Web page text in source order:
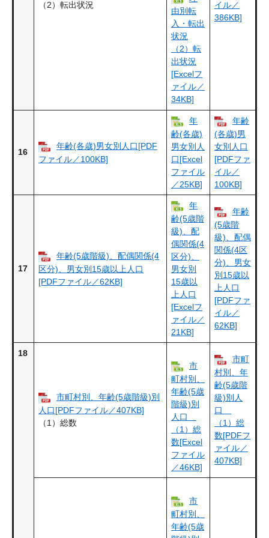
（2）転出状況
由別転
入・転出
状況
（2）転
出状況
[Excelフ
ァイル／
34KB]
イル／
386KB]
16
年齢(各歳)男女別人口[PDF
ファイル／100KB]
年
齢(各歳)
男女別人
口[Excel
ファイル
／25KB]
年齢
(各歳)男
女別人口
[PDFファ
イル／
100KB]
17
年齢(5歳階級)、配偶関係(4
区分)、男女別15歳以上人口
[PDFファイル／62KB]
年
齢(5歳階
級)、配
偶関係(4
区分)、
男女別
15歳以
上人口
[Excelフ
ァイル／
21KB]
年齢
(5歳階
級)、配偶
関係(4区
分)、男女
別15歳以
上人口
[PDFファ
イル／
62KB]
18
市町村別、年齢(5歳階級)別
人口[PDFファイル／407KB]
（1）総数
市
町村別、
年齢(5歳
階級)別
人口
（1）総
数[Excel
ファイル
／46KB]
市町
村別、年
齢(5歳階
級)別人
口
（1）総
数[PDFフ
ァイル／
407KB]
市
町村別、
年齢(5歳